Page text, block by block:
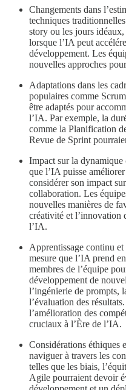
Changements dans
techniques
story ou les jours
lorsque l’IA peut
développement. Les
nouvelles approches
Adaptations dans les
populaires comme
être adaptés pour
l’IA. Par exemple, la
comme la Planification
Revue de Sprint
Impact sur la
que l’IA puisse
considérer son impact
collaboration. Les
nouvelles manières de
créativité et l’innovation
l’IA.
Apprentissage continu
mesure que l’IA prend
membres de l’équipe
développement de
l’ingénierie de prompts,
l’évaluation des
l’amélioration des
cruciaux à l’Ère de l’IA.
Considérations éthiques
naviguer à travers les
telles que les biais,
Agile pourraient devoir